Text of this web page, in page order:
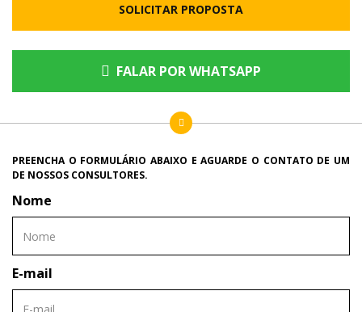
SOLICITAR PROPOSTA
FALAR POR WHATSAPP
PREENCHA O FORMULÁRIO ABAIXO E AGUARDE O CONTATO DE UM
DE NOSSOS CONSULTORES.
Nome
E-mail